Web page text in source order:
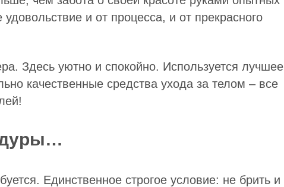
и от процесса, и от прекрасного
Здесь уютно и спокойно. Используется лучшее
качественные средства ухода за телом – все
Единственное строгое условие: не брить и